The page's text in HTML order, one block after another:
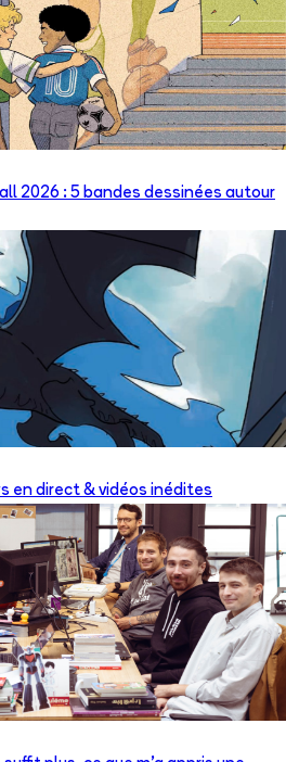
2026 : 5 bandes dessinées autour
en direct & vidéos inédites